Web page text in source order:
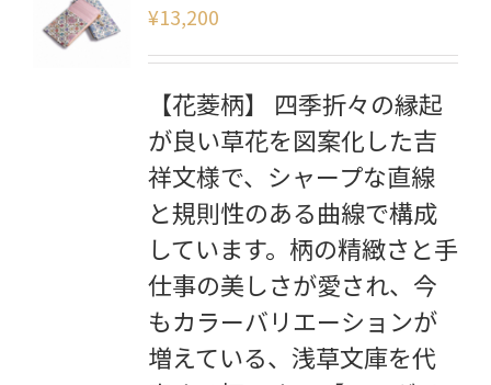
¥13,200
【花菱柄】 四季折々の縁起
が良い草花を図案化した吉
祥文様で、シャープな直線
と規則性のある曲線で構成
しています。柄の精緻さと手
仕事の美しさが愛され、今
もカラーバリエーションが
増えている、浅草文庫を代